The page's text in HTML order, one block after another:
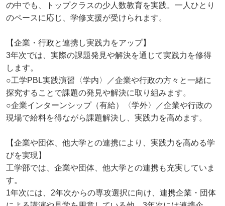
の中でも、トップクラスの少人数教育を実践。一人ひとり
のペースに応じ、学修支援が受けられます。
【企業・行政と連携し実践力をアップ】
3年次では、実際の課題発見や解決を通じて実践力を修得
します。
○工学PBL実践演習〈学内〉／企業や行政の方々と一緒に
探究することで課題の発見や解決に取り組みます。
○企業インターンシップ（有給）〈学外〉／企業や行政の
現場で給料を得ながら課題解決し、実践力を高めます。
【企業や団体、他大学との連携により、実践力を高める学
びを実現】
工学部では、企業や団体、他大学との連携も充実していま
す。
1年次には、2年次からの専攻選択に向け、連携企業・団体